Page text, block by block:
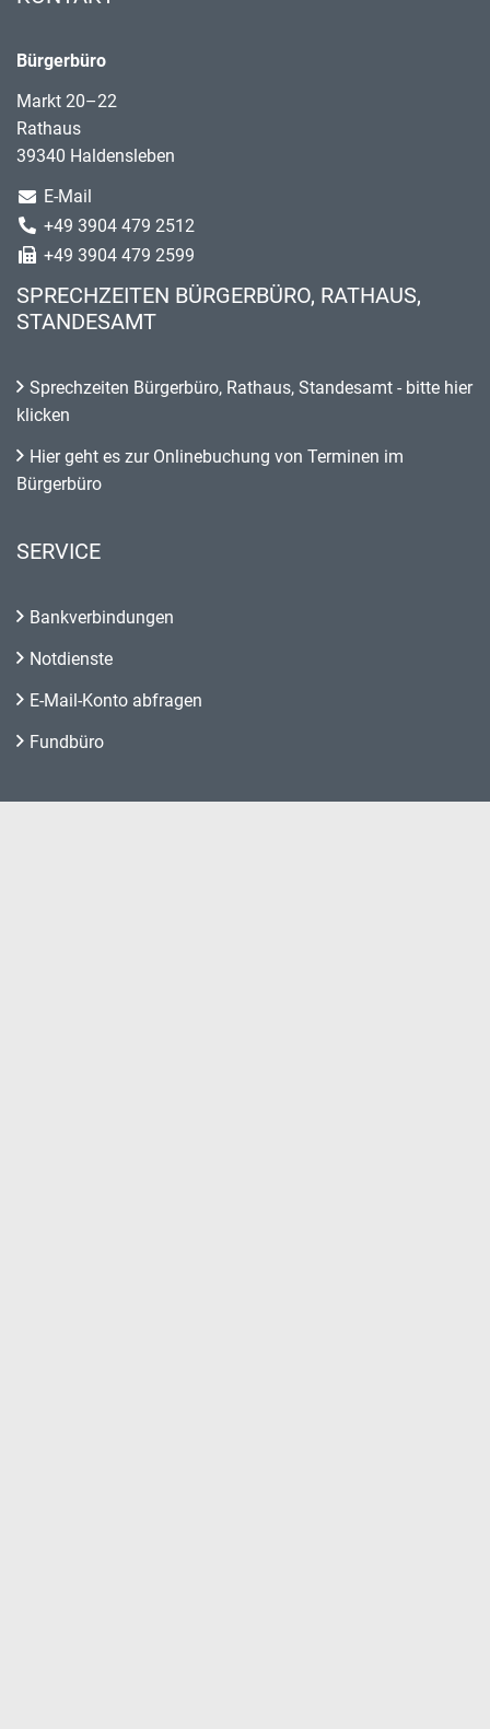
Bürgerbüro
Markt 20–22
Rathaus
39340 Haldensleben
E-Mail
+49 3904 479 2512
+49 3904 479 2599
SPRECHZEITEN BÜRGERBÜRO, RATHAUS,
STANDESAMT
Sprechzeiten Bürgerbüro, Rathaus, Standesamt - bitte hier
klicken
Hier geht es zur Onlinebuchung von Terminen im
Bürgerbüro
SERVICE
Bankverbindungen
Notdienste
E-Mail-Konto abfragen
Fundbüro